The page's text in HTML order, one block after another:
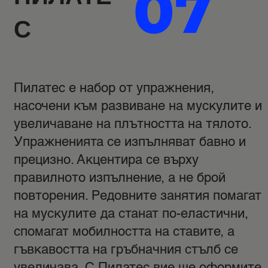
С
Пилатес е набор от упражнения,
насочени към развиване на мускулите и
увеличаване на плътността на тялото.
Упражненията се изпълняват бавно и
прецизно. Акцентира се върху
правилното изпълнение, а не брой
повторения. Редовните занятия помагат
на мускулите да станат по-еластични,
спомагат мобилността на ставите, а
гъвкавостта на гръбначния стълб се